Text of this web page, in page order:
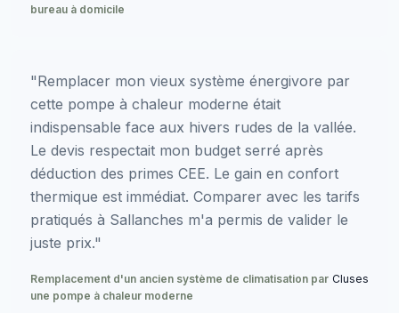
bureau à domicile
"Remplacer mon vieux système énergivore par
cette pompe à chaleur moderne était
indispensable face aux hivers rudes de la vallée.
Le devis respectait mon budget serré après
déduction des primes CEE. Le gain en confort
thermique est immédiat. Comparer avec les tarifs
pratiqués à Sallanches m'a permis de valider le
juste prix."
Remplacement d'un ancien système de climatisation par
une pompe à chaleur moderne
Cluses